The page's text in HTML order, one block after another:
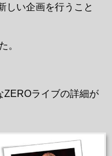
しい企画を行うこと
。
ZEROライブの詳細が